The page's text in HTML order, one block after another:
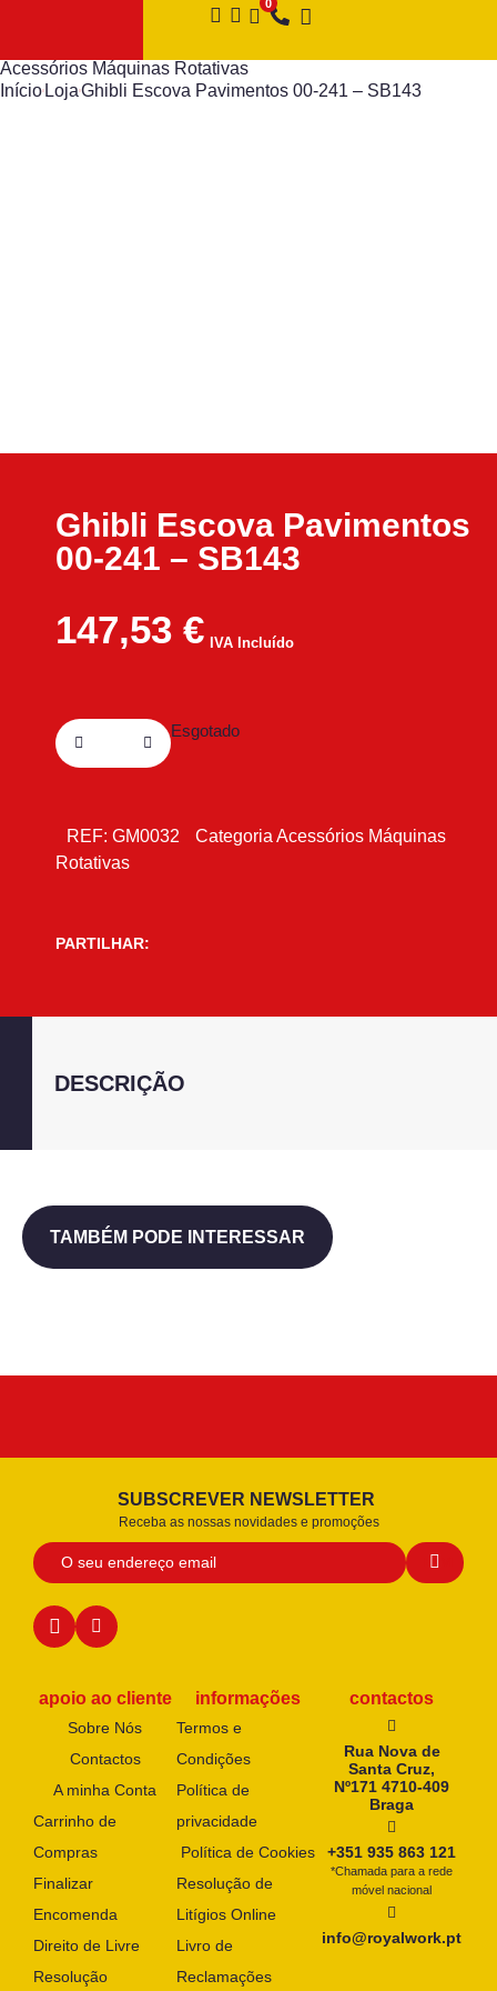
Acessórios Máquinas Rotativas
Início LojaGhibli Escova Pavimentos 00-241 – SB143
Ghibli Escova Pavimentos
00-241 – SB143
147,53 € IVA Incluído
Esgotado
REF: GM0032 Categoria Acessórios Máquinas
Rotativas
PARTILHAR:
DESCRIÇÃO
TAMBÉM PODE INTERESSAR
SUBSCREVER NEWSLETTER
Receba as nossas novidades e promoções
apoio ao cliente
Sobre Nós
Contactos
A minha Conta
Carrinho de
Compras
Finalizar
Encomenda
Direito de Livre
Resolução
informações
Termos e
Condições
Política de
privacidade
Política de Cookies
Resolução de
Litígios Online
Livro de
Reclamações
contactos
Rua Nova de
Santa Cruz,
Nº171 4710-409
Braga
+351 935 863 121
*Chamada para a rede
móvel nacional
info@royalwork.pt